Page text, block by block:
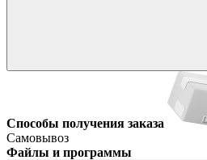
Способы получения заказа
Самовывоз
Файлы и программы